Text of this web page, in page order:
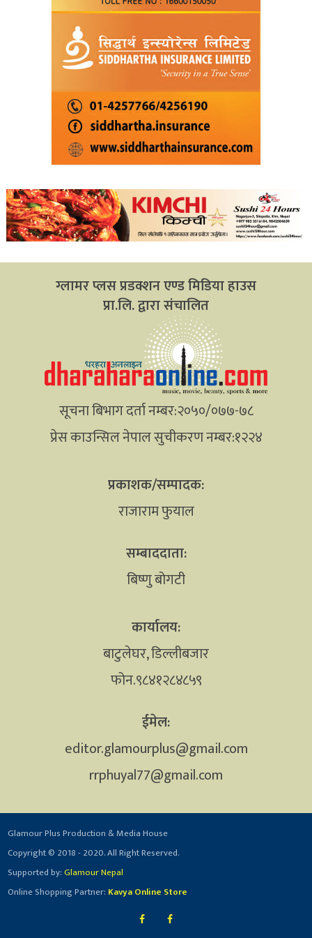
ग्लामर प्लस प्रडक्शन एण्ड मिडिया हाउस
प्रा.लि. द्वारा संचालित
सूचना बिभाग दर्ता नम्बर:२०५०/०७७-७८
प्रेस काउन्सिल नेपाल सुचीकरण नम्बर:१२२४
प्रकाशक/सम्पादक:
राजाराम फुयाल
सम्बाददाता:
बिष्णु बोगटी
कार्यालय:
बाटुलेघर, डिल्लीबजार
फोन.९८४१२८४८५९
ईमेल:
editor.glamourplus@gmail.com
rrphuyal77@gmail.com
Glamour Plus Production & Media House
Copyright © 2018 - 2020. All Right Reserved.
Supported by:Glamour Nepal
Online Shopping Partner: Kavya Online Store